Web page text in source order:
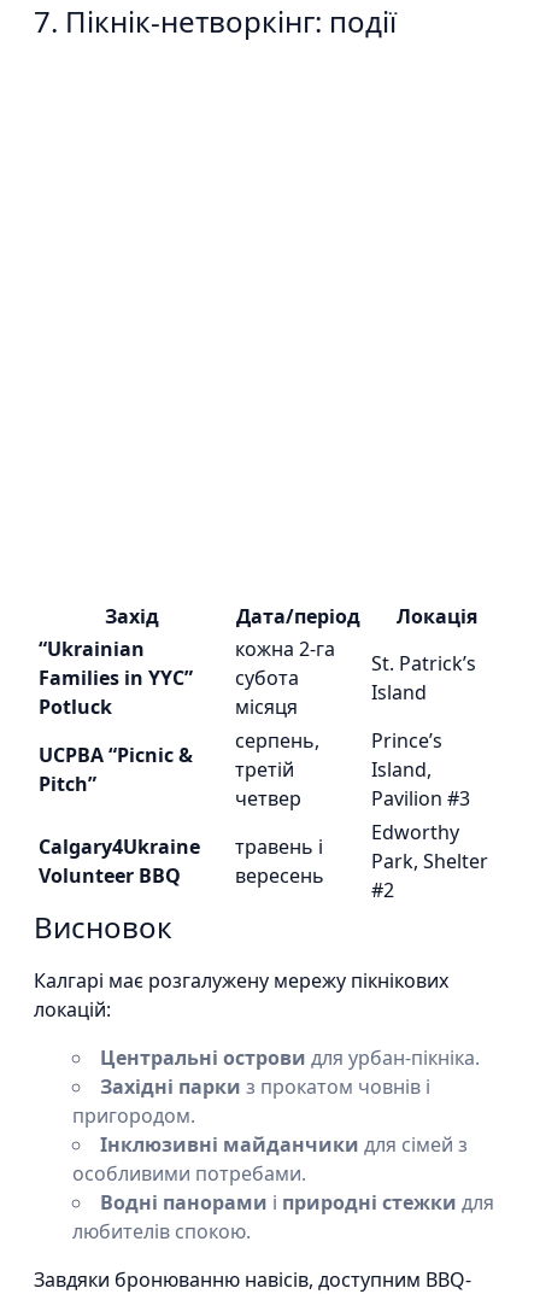
7. Пікнік-нетворкінг: події
Захід Дата/період
Локація
“Ukrainian
Families in YYC”
Potluck
кожна 2-га
субота
місяця
St. Patrick’s
Island
UCPBA “Picnic &
Pitch”
серпень,
третій
четвер
Prince’s
Island,
Pavilion #3
Calgary4Ukraine
Volunteer BBQ
травень і
вересень
Edworthy
Park, Shelter
#2
Висновок
Калгарі має розгалужену мережу пікнікових
локацій:
Центральні острови для урбан-пікніка.
Західні парки з прокатом човнів і
пригородом.
Інклюзивні майданчики для сімей з
особливими потребами.
Водні панорами і природні стежки для
любителів спокою.
Завдяки бронюванню навісів, доступним BBQ-